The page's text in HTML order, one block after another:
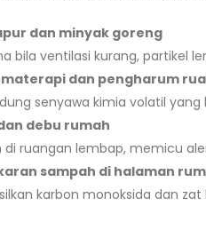
dan minyak goreng
bila ventilasi kurang, partikel
dan pengharum
senyawa kimia volatil
debu rumah
di ruangan lembap, memicu
sampah di halaman
karbon monoksida dan